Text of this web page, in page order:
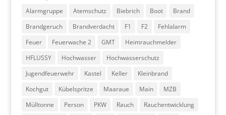
Alarmgruppe Atemschutz Biebrich Boot
Brand
Brandgeruch
Brandverdacht F1 F2
Fehlalarm
Feuer
Feuerwache 2 GMT
Heimrauchmelder
HFLUSSY
Hochwasser
Hochwasserschutz
Jugendfeuerwehr
Kastel Keller
Kleinbrand
Kochgut
Kübelspritze Maaraue Main
MZB
Mülltonne
Person PKW Rauch
Rauchentwicklung